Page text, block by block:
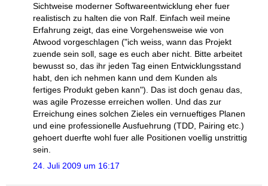
Sichtweise moderner Softwareentwicklung eher fuer
realistisch zu halten die von Ralf. Einfach weil meine
Erfahrung zeigt, das eine Vorgehensweise wie von
Atwood vorgeschlagen ("ich weiss, wann das Projekt
zuende sein soll, sage es euch aber nicht. Bitte arbeitet
bewusst so, das ihr jeden Tag einen Entwicklungsstand
habt, den ich nehmen kann und dem Kunden als
fertiges Produkt geben kann"). Das ist doch genau das,
was agile Prozesse erreichen wollen. Und das zur
Erreichung eines solchen Zieles ein vernueftiges Planen
und eine professionelle Ausfuehrung (TDD, Pairing etc.)
gehoert duerfte wohl fuer alle Positionen voellig unstrittig
sein.
24. Juli 2009 um 16:17